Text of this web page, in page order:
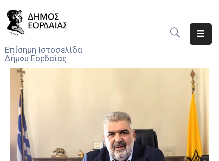
Επίσημη Ιστοσελίδα
Δήμου Εορδαίας
Ο
Δήμος
Νέα
Υπηρεσίες
Του
Δήμου